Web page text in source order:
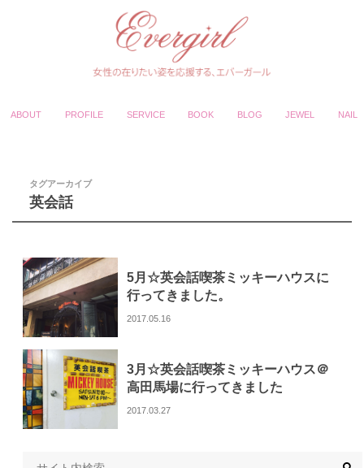
ABOUT PROFILE SERVICE BOOK BLOG JEWEL NAIL
タグアーカイブ
英会話
5月☆英会話喫茶ミッキーハウスに
行ってきました。
2017.05.16
3月☆英会話喫茶ミッキーハウス＠
高田馬場に行ってきました
2017.03.27